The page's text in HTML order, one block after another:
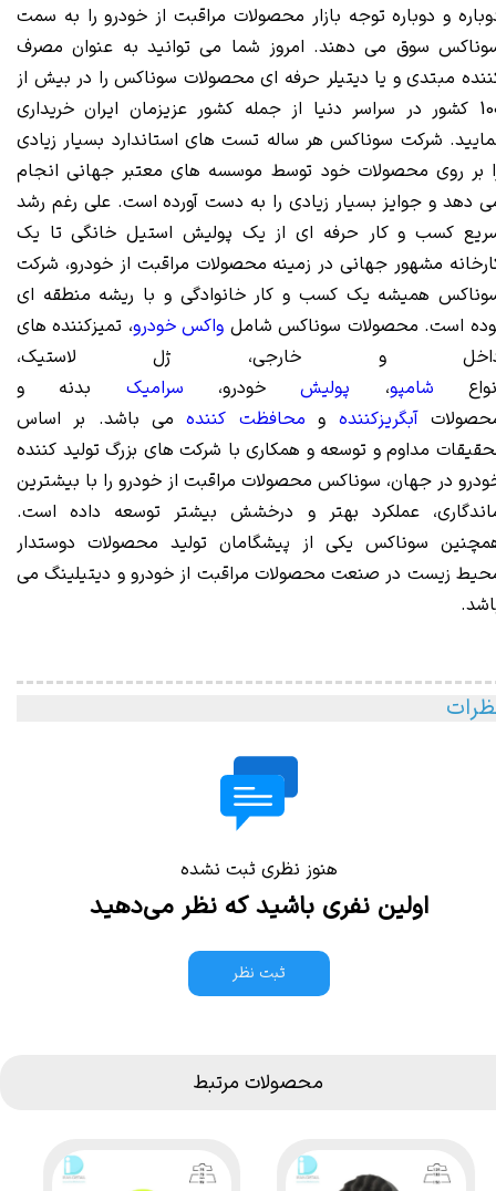
و دوباره توجه بازار محصولات مراقبت از خودرو را به سمت
سوق می دهند. امروز شما می توانید به عنوان مصرف
مبتدی و یا دیتیلر حرفه ای محصولات سوناکس را در بیش از
100 کشور در سراسر دنیا از جمله کشور عزیزمان ایران خریداری
شرکت سوناکس هر ساله تست های استاندارد بسیار زیادی
بر روی محصولات خود توسط موسسه های معتبر جهانی انجام
دهد و جوایز بسیار زیادی را به دست آورده است. علی رغم رشد
کسب و کار حرفه ای از یک پولیش استیل خانگی تا یک
مشهور جهانی در زمینه محصولات مراقبت از خودرو، شرکت
همیشه یک کسب و کار خانوادگی و با ریشه منطقه ای
است. محصولات سوناکس شامل واکس خودرو، تمیزکننده های
و خارجی، ژل لاستیک،
شامپو، پولیش خودرو، سرامیک بدنه و
آبگریزکننده و محافظت کنندهمی باشد. بر اساس
مداوم و توسعه و همکاری با شرکت های بزرگ تولید کننده
در جهان، سوناکس محصولات مراقبت از خودرو را با بیشترین
عملکرد بهتر و درخشش بیشتر توسعه داده است.
سوناکس یکی از پیشگامان تولید محصولات دوستدار
زیست در صنعت محصولات مراقبت از خودرو و دیتیلینگ می
هنوز نظری ثبت نشده
اولین نفری باشید که نظر می‌دهید
ثبت نظر
محصولات مرتبط